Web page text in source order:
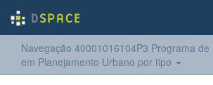
Navegação 40001016104P3 Programa
em Planejamento Urbano por tipo